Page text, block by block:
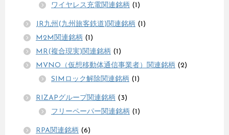
ワイヤレス充電関連銘柄 (1)
JR九州(九州旅客鉄道)関連銘柄 (1)
M2M関連銘柄 (1)
MR(複合現実)関連銘柄 (1)
MVNO（仮想移動体通信事業者）関連銘柄 (2)
SIMロック解除関連銘柄 (1)
RIZAPグループ関連銘柄 (3)
フリーペーパー関連銘柄 (1)
RPA関連銘柄 (6)